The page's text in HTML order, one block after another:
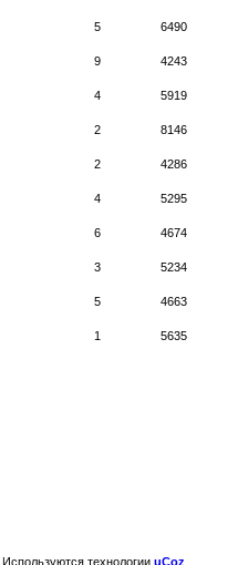
5 6490
9 4243
4 5919
2 8146
2 4286
4 5295
6 4674
3 5234
5 4663
1 5635
Используются технологии uCoz